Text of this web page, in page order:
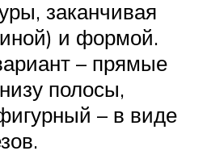
заканчивая
и формой.
– прямые
полосы,
– в виде